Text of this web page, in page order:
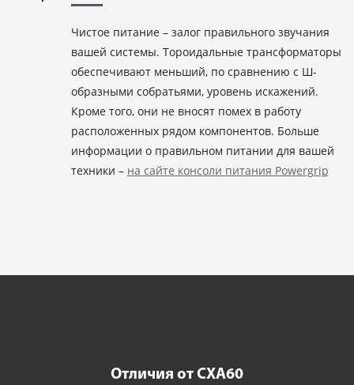
Чистое питание – залог правильного звучания
вашей системы. Тороидальные трансформаторы
обеспечивают меньший, по сравнению с Ш-
образными собратьями, уровень искажений.
Кроме того, они не вносят помех в работу
расположенных рядом компонентов. Больше
информации о правильном питании для вашей
техники – на сайте консоли питания Powergrip
Отличия от CXA60